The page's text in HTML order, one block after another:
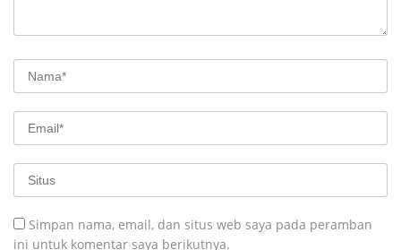
Simpan nama, email, dan situs web saya pada peramban
ini untuk komentar saya berikutnya.